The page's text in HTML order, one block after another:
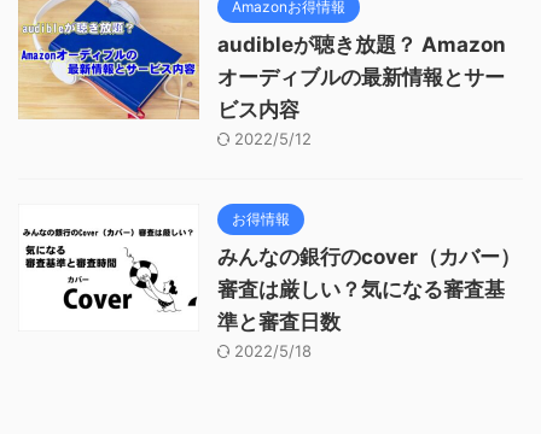
Amazonお得情報
audibleが聴き放題？ Amazon
オーディブルの最新情報とサー
ビス内容
2022/5/12
お得情報
みんなの銀行のcover（カバー）
審査は厳しい？気になる審査基
準と審査日数
2022/5/18